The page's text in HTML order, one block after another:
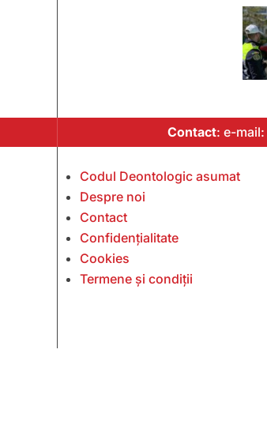
Contact: e-mail:
Codul Deontologic asumat
Despre noi
Contact
Confidențialitate
Cookies
Termene și condiții